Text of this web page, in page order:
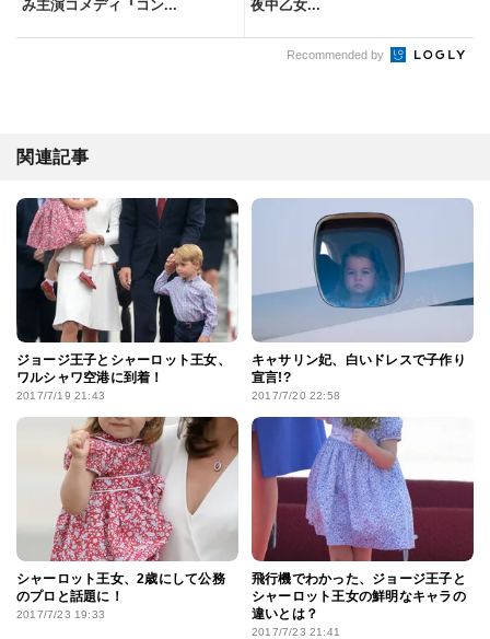
み主演コメディ『コン... 夜中乙女...
Recommended by
関連記事
ジョージ王子とシャーロット王女、
ワルシャワ空港に到着！
2017/7/19 21:43
キャサリン妃、白いドレスで子作り
宣言!?
2017/7/20 22:58
シャーロット王女、2歳にして公務
のプロと話題に！
2017/7/23 19:33
飛行機でわかった、ジョージ王子と
シャーロット王女の鮮明なキャラの
違いとは？
2017/7/23 21:41